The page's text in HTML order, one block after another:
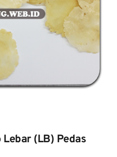
(LB) Pedas